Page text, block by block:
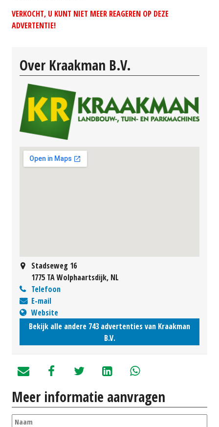
VERKOCHT, U KUNT NIET MEER REAGEREN OP DEZE
ADVERTENTIE!
Over Kraakman B.V.
Stadseweg 16
1775 TA Wolphaartsdijk, NL
Telefoon
E-mail
Website
Bekijk alle andere 743 advertenties van Kraakman
B.V.
Meer informatie aanvragen